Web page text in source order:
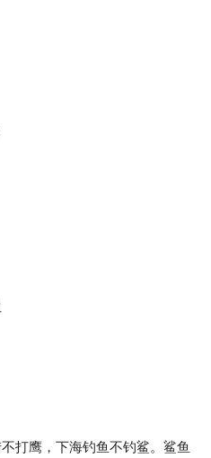
打鹰，下海钓鱼不钓鲨。鲨鱼